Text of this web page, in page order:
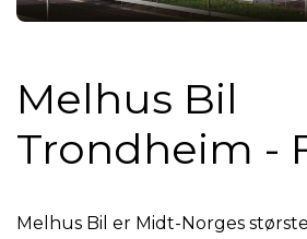
Melhus Bil
Trondheim -
Melhus Bil er Midt-Norges